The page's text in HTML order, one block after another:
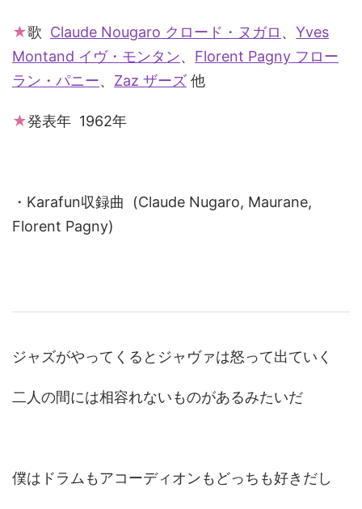
★歌 Claude Nougaro クロード・ヌガロ 、 Yves
Montand イヴ・モンタン、 Florent Pagny フロー
ラン・パニー、 Zaz ザーズ 他
★発表年 1962年
・Karafun収録曲 (Claude Nugaro, Maurane,
Florent Pagny)
ジャズがやってくるとジャヴァは怒って出ていく
二人の間には相容れないものがあるみたいだ
僕はドラムもアコーディオンもどっちも好きだし